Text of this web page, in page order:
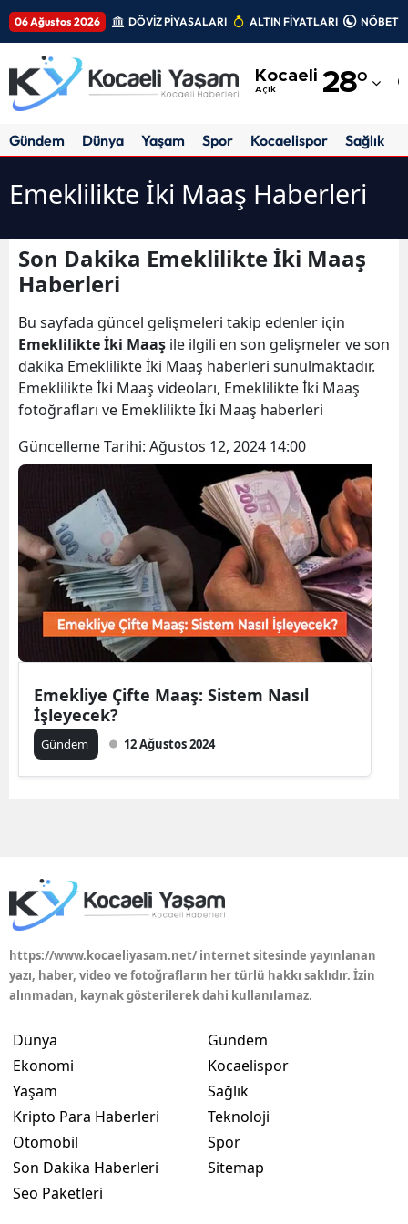
06 Ağustos 2026 DÖVİZ PİYASALARI ALTIN FİYATLARI
Kocaeli
Açık 28°
Adıyaman
Amasya
Ankara
Artvin
Aydın
Balıkesir
Bingöl
Bitlis
Bolu
Burdur
Bursa
Çanakkale
Çankırı
Erzurum
Eskişehir
Giresun
Gündem Dünya Yaşam Spor Kocaelispor Sağlık
Emeklilikte İki Maaş Haberleri
Son Dakika Emeklilikte İki Maaş
Haberleri
Bu sayfada güncel gelişmeleri takip edenler için
Emeklilikte İki Maaş ile ilgili en son gelişmeler ve son
dakika Emeklilikte İki Maaş haberleri sunulmaktadır.
Emeklilikte İki Maaş videoları, Emeklilikte İki Maaş
fotoğrafları ve Emeklilikte İki Maaş haberleri
Güncelleme Tarihi: Ağustos 12, 2024 14:00
Emekliye Çifte Maaş: Sistem Nasıl
İşleyecek?
Gündem 12 Ağustos 2024
https://www.kocaeliyasam.net/ internet sitesinde yayınlanan
yazı, haber, video ve fotoğrafların her türlü hakkı saklıdır. İzin
alınmadan, kaynak gösterilerek dahi kullanılamaz.
Dünya
Ekonomi
Yaşam
Kripto Para Haberleri
Otomobil
Son Dakika Haberleri
Seo Paketleri
Gündem
Kocaelispor
Sağlık
Teknoloji
Spor
Sitemap